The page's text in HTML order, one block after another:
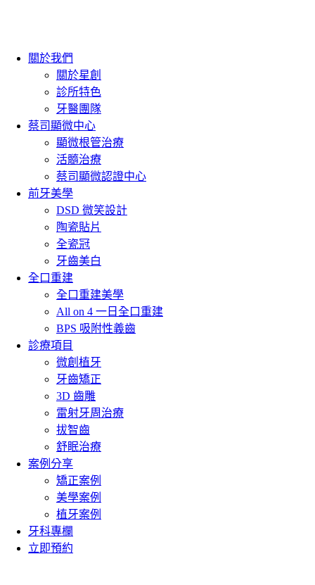
關於我們
關於星創
診所特色
牙醫團隊
蔡司顯微中心
顯微根管治療
活髓治療
蔡司顯微認證中心
前牙美學
DSD 微笑設計
陶瓷貼片
全瓷冠
牙齒美白
全口重建
全口重建美學
All on 4 一日全口重建
BPS 吸附性義齒
診療項目
微創植牙
牙齒矯正
3D 齒雕
雷射牙周治療
拔智齒
舒眠治療
案例分享
矯正案例
美學案例
植牙案例
牙科專欄
立即預約